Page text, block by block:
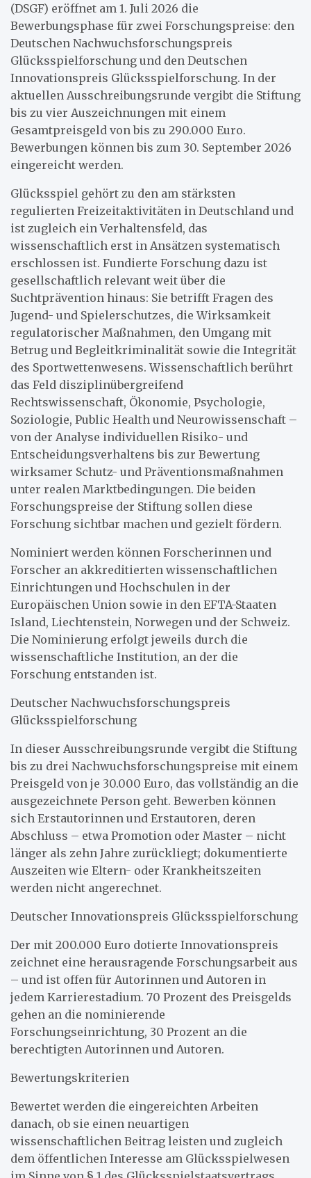
(DSGF) eröffnet am 1. Juli 2026 die
Bewerbungsphase für zwei Forschungspreise: den
Deutschen Nachwuchsforschungspreis
Glücksspielforschung und den Deutschen
Innovationspreis Glücksspielforschung. In der
aktuellen Ausschreibungsrunde vergibt die Stiftung
bis zu vier Auszeichnungen mit einem
Gesamtpreisgeld von bis zu 290.000 Euro.
Bewerbungen können bis zum 30. September 2026
eingereicht werden.
Glücksspiel gehört zu den am stärksten
regulierten Freizeitaktivitäten in Deutschland und
ist zugleich ein Verhaltensfeld, das
wissenschaftlich erst in Ansätzen systematisch
erschlossen ist. Fundierte Forschung dazu ist
gesellschaftlich relevant weit über die
Suchtprävention hinaus: Sie betrifft Fragen des
Jugend- und Spielerschutzes, die Wirksamkeit
regulatorischer Maßnahmen, den Umgang mit
Betrug und Begleitkriminalität sowie die Integrität
des Sportwettenwesens. Wissenschaftlich berührt
das Feld disziplinübergreifend
Rechtswissenschaft, Ökonomie, Psychologie,
Soziologie, Public Health und Neurowissenschaft –
von der Analyse individuellen Risiko- und
Entscheidungsverhaltens bis zur Bewertung
wirksamer Schutz- und Präventionsmaßnahmen
unter realen Marktbedingungen. Die beiden
Forschungspreise der Stiftung sollen diese
Forschung sichtbar machen und gezielt fördern.
Nominiert werden können Forscherinnen und
Forscher an akkreditierten wissenschaftlichen
Einrichtungen und Hochschulen in der
Europäischen Union sowie in den EFTA-Staaten
Island, Liechtenstein, Norwegen und der Schweiz.
Die Nominierung erfolgt jeweils durch die
wissenschaftliche Institution, an der die
Forschung entstanden ist.
Deutscher Nachwuchsforschungspreis
Glücksspielforschung
In dieser Ausschreibungsrunde vergibt die Stiftung
bis zu drei Nachwuchsforschungspreise mit einem
Preisgeld von je 30.000 Euro, das vollständig an die
ausgezeichnete Person geht. Bewerben können
sich Erstautorinnen und Erstautoren, deren
Abschluss – etwa Promotion oder Master – nicht
länger als zehn Jahre zurückliegt; dokumentierte
Auszeiten wie Eltern- oder Krankheitszeiten
werden nicht angerechnet.
Deutscher Innovationspreis Glücksspielforschung
Der mit 200.000 Euro dotierte Innovationspreis
zeichnet eine herausragende Forschungsarbeit aus
– und ist offen für Autorinnen und Autoren in
jedem Karrierestadium. 70 Prozent des Preisgelds
gehen an die nominierende
Forschungseinrichtung, 30 Prozent an die
berechtigten Autorinnen und Autoren.
Bewertungskriterien
Bewertet werden die eingereichten Arbeiten
danach, ob sie einen neuartigen
wissenschaftlichen Beitrag leisten und zugleich
dem öffentlichen Interesse am Glücksspielwesen